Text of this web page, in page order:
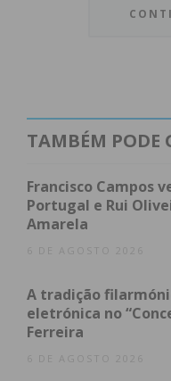
‘Capital do Móvel’,
TAMBÉM PODE
Francisco Campos
Portugal e Rui
Amarela
6 DE AGOSTO 2026
A tradição
eletrónica no
Ferreira
6 DE AGOSTO 2026